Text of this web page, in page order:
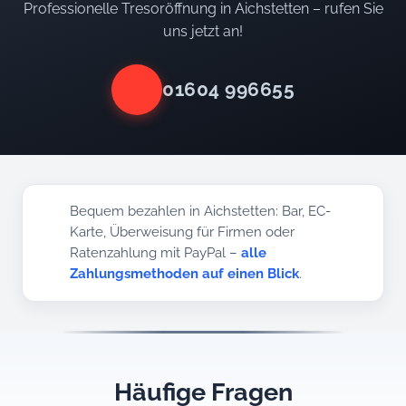
Professionelle Tresoröffnung in Aichstetten – rufen Sie
uns jetzt an!
01604 996655
Bequem bezahlen in Aichstetten: Bar, EC-
Karte, Überweisung für Firmen oder
Ratenzahlung mit PayPal –alle
Zahlungsmethoden auf einen Blick.
Häufige Fragen